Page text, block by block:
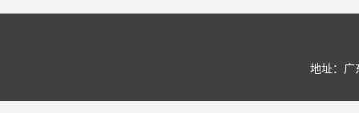
地址：